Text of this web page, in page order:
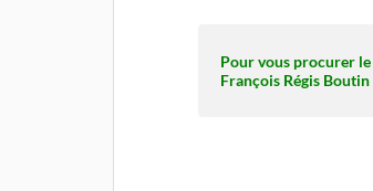
Pour vous procurer
François Régis Boutin